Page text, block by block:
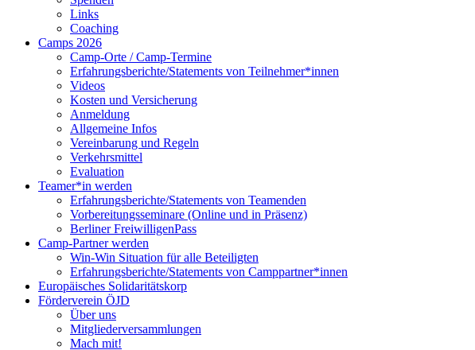
Links
Coaching
Camps 2026
Camp-Orte / Camp-Termine
Erfahrungsberichte/Statements von Teilnehmer*innen
Videos
Kosten und Versicherung
Anmeldung
Allgemeine Infos
Vereinbarung und Regeln
Verkehrsmittel
Evaluation
Teamer*in werden
Erfahrungsberichte/Statements von Teamenden
Vorbereitungsseminare (Online und in Präsenz)
Berliner FreiwilligenPass
Camp-Partner werden
Win-Win Situation für alle Beteiligten
Erfahrungsberichte/Statements von Camppartner*innen
Europäisches Solidaritätskorp
Förderverein ÖJD
Über uns
Mitgliederversammlungen
Mach mit!